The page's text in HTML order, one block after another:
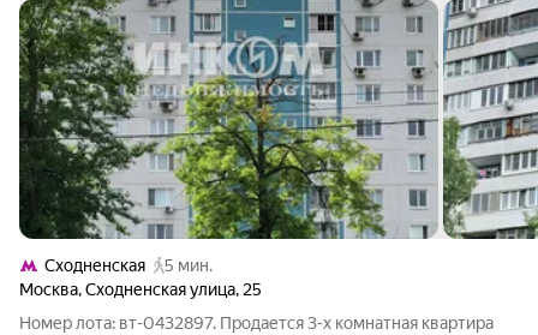
Сходненская
5 мин.
Москва,Сходненская улица, 25
Номер лота: вт-0432897. Продается 3-х комнатная квартира